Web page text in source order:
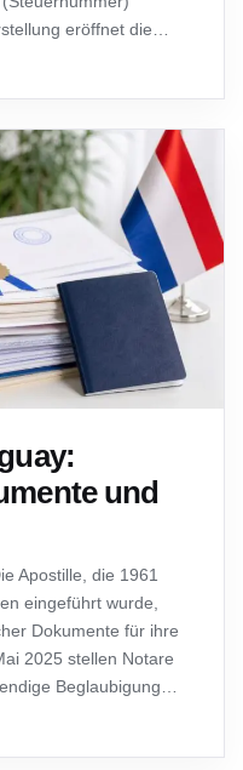
eröffnet die
und
Apostille, die 1961
eingeführt wurde,
Dokumente für ihre
2025 stellen Notare
Beglaubigung